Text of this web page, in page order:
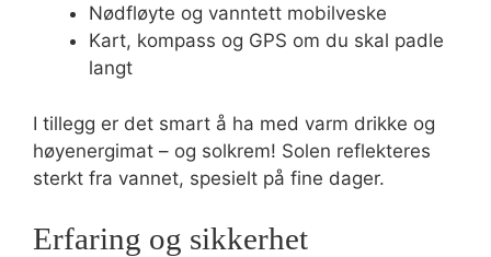
Nødfløyte og vanntett mobilveske
Kart, kompass og GPS om du skal padle
langt
I tillegg er det smart å ha med varm drikke og
høyenergimat – og solkrem! Solen reflekteres
sterkt fra vannet, spesielt på fine dager.
Erfaring og sikkerhet